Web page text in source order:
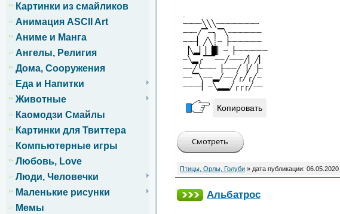
Картинки из смайликов
Анимация ASCII Art
Аниме и Манга
Ангелы, Религия
Дома, Сооружения
Еда и Напитки
Животные
Каомодзи Смайлы
Картинки для Твиттера
Компьютерные игры
Любовь, Love
Люди, Человечки
Маленькие рисунки
Мемы
┈┈┈┈╲╲╲┈┈┈┈┈┈┈┈┈
┈┈┈╱▔┈╮▔╲┈┈┈┈┈┈┈
┈┈┈▏╱╲┊┈▕┈┈┈┈┈┈┈
▕╲▂▏▏▉▏┈▕┈┈┈┈┈┈┈
┈╲▂╭▔▔┈┈╱┈┈┈╱▏╱▏
┈┈╱╰┈┈┈▕┈┈┈╱▕╱▕┈
┈┈▔╲┈┈▂╱┈┈╱╭╱╭╱┈
┈┈┈┈▏┈╲▂▂╱╭╭╭╱┈┈
Копировать
Птицы, Орлы, Голуби » дата публикации: 06.05.2020
Альбатрос